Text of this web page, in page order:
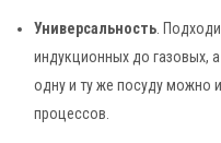
Универсальность .
индукционных до газовых,
одну и ту же посуду можно
процессов.